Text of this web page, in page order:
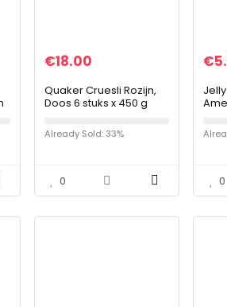
€18.00
Quaker Cruesli Rozijn,
Doos 6 stuks x 450 g
Already Sold: 33%
0
€
zakje
0